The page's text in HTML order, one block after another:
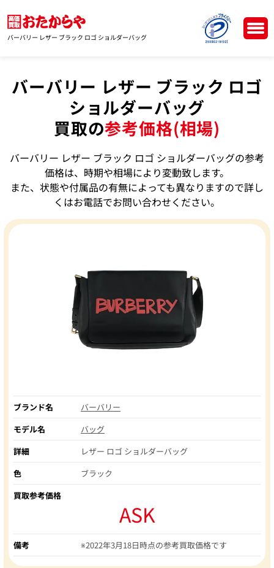
バーバリー レザー ブラック ロゴ ショルダーバッグ
バーバリー レザー ブラック ロゴ
ショルダーバッグ
買取の参考価格(相場)
バーバリー レザー ブラック ロゴ ショルダーバッグの参考
価格は、時期や相場により変動致します。
また、状態や付属品の有無によっても異なりますので詳し
くはお電話でお問い合わせください。
ブランド名
バーバリー
モデル名
バッグ
詳細
レザー ロゴ ショルダーバッグ
色
ブラック
買取参考価格
ASK
備考 ※2022年3月18日時点の参考買取価格です